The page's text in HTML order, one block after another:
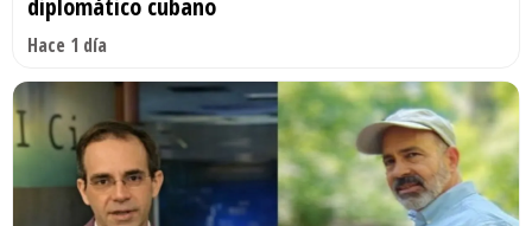
Hace 1 día